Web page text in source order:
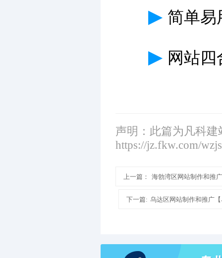
▶ 简单易
▶ 网站四
声明：此篇为凡科
https://jz.fkw.com/
上一篇： 海勃湾区网站制作和推
下一篇: 乌达区网站制作和推广